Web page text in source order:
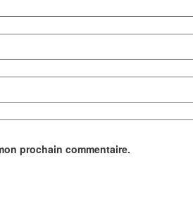
prochain commentaire.